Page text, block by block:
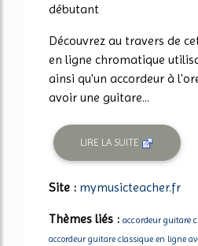
débutant
Découvrez au travers de
en ligne chromatique
ainsi qu'un accordeur à
avoir une guitare...
LIRE LA SUITE
Site : mymusicteacher.fr
Thèmes liés : accordeur guitare
accordeur guitare classique en ligne